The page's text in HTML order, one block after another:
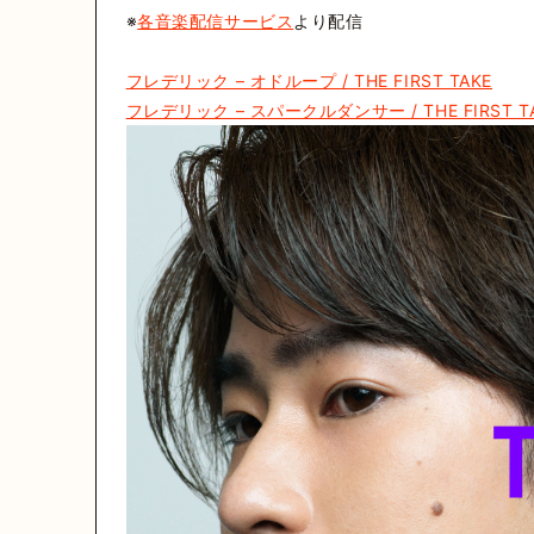
※各音楽配信サービス より配信
フレデリック – オドループ / THE FIRST TAKE
フレデリック – スパークルダンサー / THE FIRST